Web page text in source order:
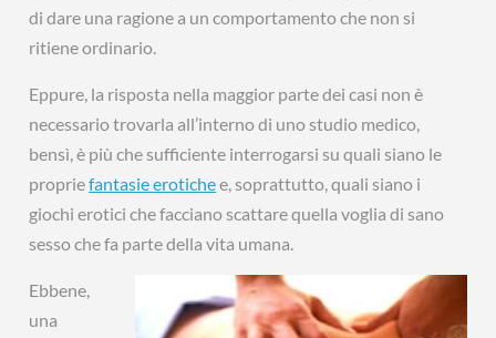
di dare una ragione a un comportamento che non si
ritiene ordinario.
Eppure, la risposta nella maggior parte dei casi non è
necessario trovarla all’interno di uno studio medico,
bensì, è più che sufficiente interrogarsi su quali siano le
propriefantasie erotichee, soprattutto, quali siano i
giochi erotici che facciano scattare quella voglia di sano
sesso che fa parte della vita umana.
Ebbene,
una